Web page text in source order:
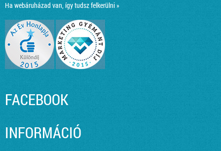
Ha webáruházad van, így tudsz felkerülni »
FACEBOOK
INFORMÁCIÓ